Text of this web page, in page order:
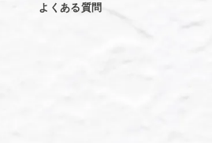
よくある質問